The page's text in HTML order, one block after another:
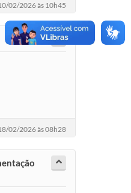
02/2026 às 10h45
02/2026 às 08h28